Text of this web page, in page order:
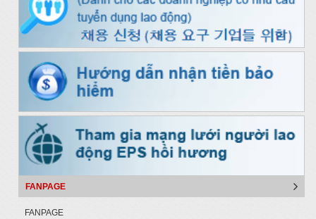
FANPAGE
FANPAGE